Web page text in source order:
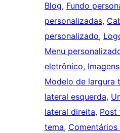
Blog, Fundo
personalizadas,
personalizado,
Menu
eletrônico,
Modelo de largura
lateral esquerda,
lateral direita, Post
tema, Comentários